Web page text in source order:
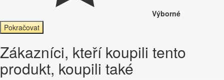
Výborné
Pokračovat
Zákazníci, kteří koupili tento
produkt, koupili také